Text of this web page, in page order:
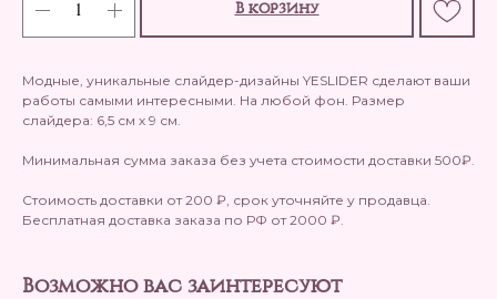
В корзину
Модные, уникальные слайдер-дизайны YESLIDER сделают ваши
работы самыми интересными. На любой фон. Размер
слайдера: 6,5 см х 9 см.
Минимальная сумма заказа без учета стоимости доставки 500₽.
Стоимость доставки от 200 ₽, срок уточняйте у продавца.
Бесплатная доставка заказа по РФ от 2000 ₽.
Возможно вас заинтересуют